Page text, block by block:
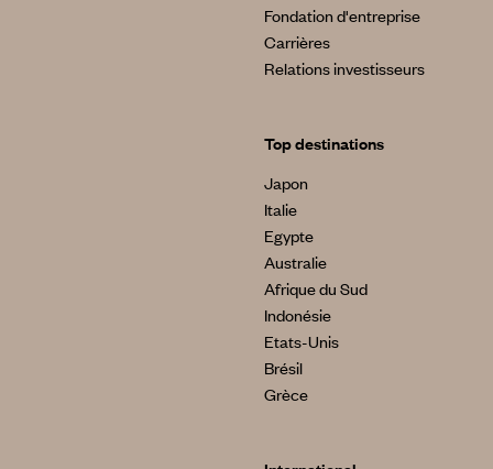
Fondation d'entreprise
Carrières
Relations investisseurs
Top destinations
Japon
Italie
Egypte
Australie
Afrique du Sud
Indonésie
Etats-Unis
Brésil
Grèce